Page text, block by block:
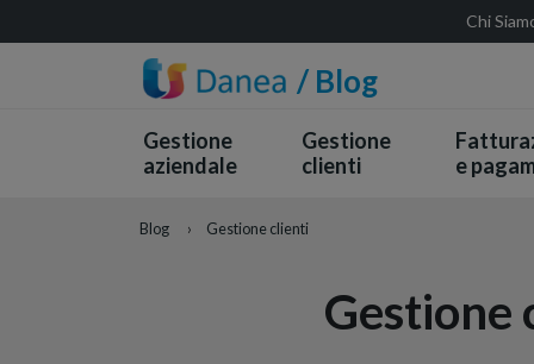
Chi
/ Blog
Gestione
aziendale
Gestione
clienti
e
Blog › Gestione clienti
Gestione